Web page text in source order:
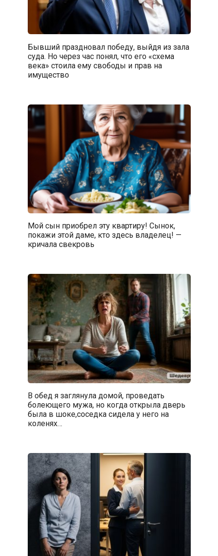
Бывший праздновал победу, выйдя из зала
суда. Но через час понял, что его «схема
века» стоила ему свободы и прав на
имущество
Мой сын приобрел эту квартиру! Сынок,
покажи этой даме, кто здесь владелец! —
кричала свекровь
В обед я заглянула домой, проведать
болеющего мужа, но когда открыла дверь
была в шоке,соседка сидела у него на
коленях…